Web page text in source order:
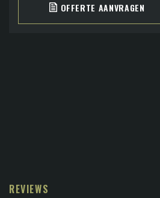
OFFERTE AANVRAGEN
REVIEWS